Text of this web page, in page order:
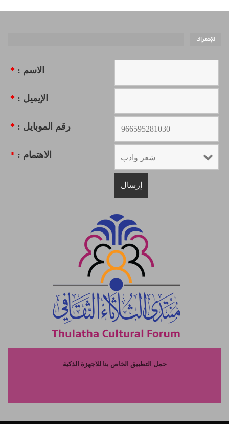
للإشتراك
الاسم : *
الإيميل : *
رقم الموبايل : *
الاهتمام : *
حمل التطبيق الخاص بنا للاجهزة الذكية